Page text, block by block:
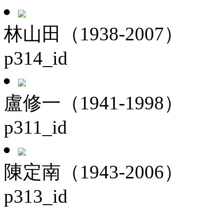
林山田（1938-2007）
p314_id
盧修一（1941-1998）
p311_id
陳定南（1943-2006）
p313_id